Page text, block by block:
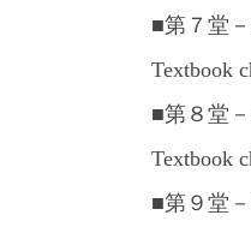
■第７堂
Textbook
■第８堂
Textbook
■第９堂